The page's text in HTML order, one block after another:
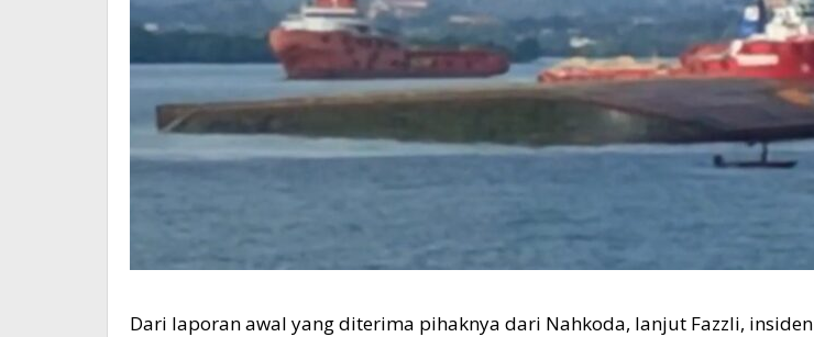
Dari laporan awal yang diterima pihaknya dari Nahkoda, lanjut Fazzli, insiden